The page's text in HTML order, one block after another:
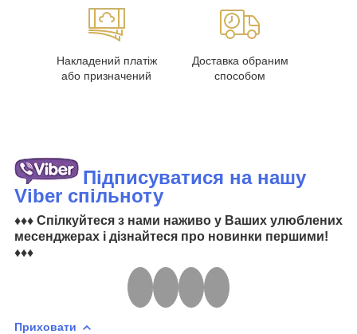
Накладений платіж
або призначений
Доставка обраним
способом
Підписуватися на нашу
Viber спільноту
♦♦♦ Спілкуйтеся з нами наживо у Ваших улюблених
месенджерах і дізнайтеся про новинки першими!
♦♦♦
Приховати